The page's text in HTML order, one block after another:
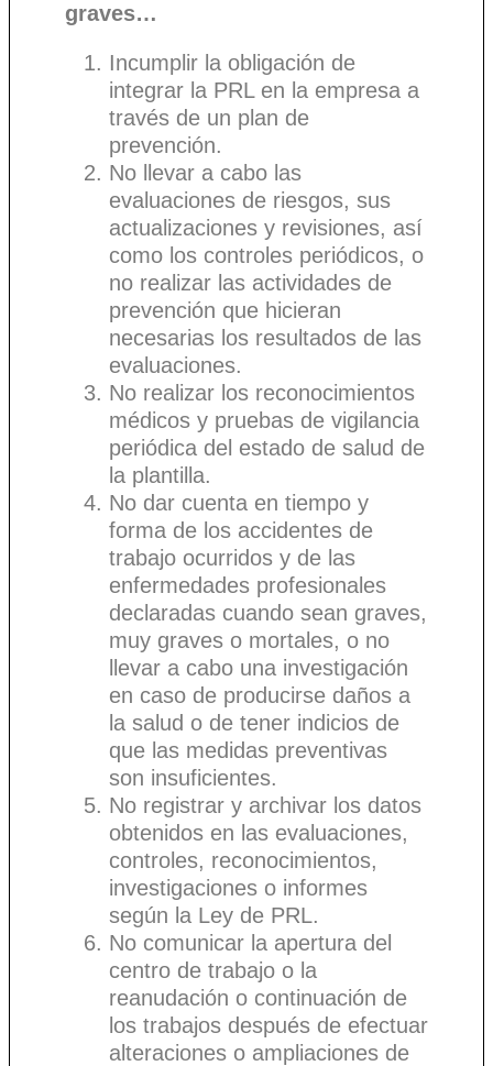
graves…
Incumplir la obligación de
integrar la PRL en la empresa a
través de un plan de
prevención.
No llevar a cabo las
evaluaciones de riesgos, sus
actualizaciones y revisiones, así
como los controles periódicos, o
no realizar las actividades de
prevención que hicieran
necesarias los resultados de las
evaluaciones.
No realizar los reconocimientos
médicos y pruebas de vigilancia
periódica del estado de salud de
la plantilla.
No dar cuenta en tiempo y
forma de los accidentes de
trabajo ocurridos y de las
enfermedades profesionales
declaradas cuando sean graves,
muy graves o mortales, o no
llevar a cabo una investigación
en caso de producirse daños a
la salud o de tener indicios de
que las medidas preventivas
son insuficientes.
No registrar y archivar los datos
obtenidos en las evaluaciones,
controles, reconocimientos,
investigaciones o informes
según la Ley de PRL.
No comunicar la apertura del
centro de trabajo o la
reanudación o continuación de
los trabajos después de efectuar
alteraciones o ampliaciones de